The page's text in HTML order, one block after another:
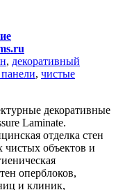
, декоративный
, чистые
декоративные
Laminate.
отделка стен
объектов и
оперблоков,
и клиник,